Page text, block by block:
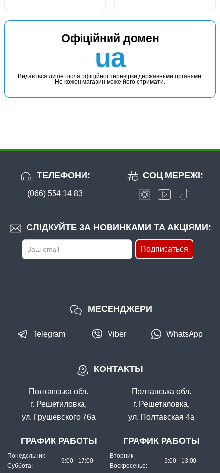
Офіційний домен
ua
Видається лише після офіційної перевірки державними органами.
Не кожен магазин може його отримати.
ТЕЛЕФОНИ:
(066) 554 14 83
СЛІДКУЙТЕ ЗА НОВИНКАМИ ТА АКЦІЯМИ:
Подписаться
СОЦ МЕРЕЖІ:
КОНТАКТЫ
Полтавська обл.
г. Решетиловка,
ул. Грушевского 76а
ГРАФИК РАБОТЫ
Понедельник -
Суббота:
9:00 - 17:00
Полтавська обл.
г. Решетиловка,
ул. Полтавская 4а
ГРАФИК РАБОТЫ
Вторник -
Воскресенье:
9:00 - 13:00
МЕСЕНДЖЕРИ
Telegram Viber WhatsApp